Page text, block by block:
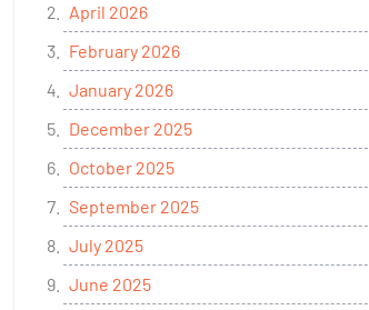
April 2026
February 2026
January 2026
December 2025
October 2025
September 2025
July 2025
June 2025